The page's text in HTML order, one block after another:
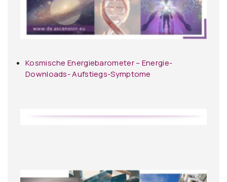
Kosmische Energiebarometer – Energie-
Downloads- Aufstiegs-Symptome